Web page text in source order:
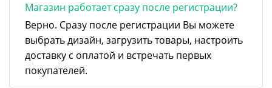
Магазин работает сразу после регистрации?
Верно. Сразу после регистрации Вы можете
выбрать дизайн, загрузить товары, настроить
доставку с оплатой и встречать первых
покупателей.